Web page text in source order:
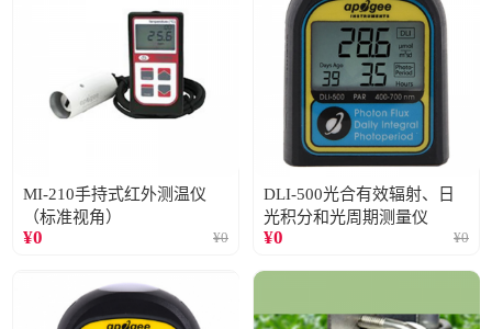
MI-210手持式红外测温仪
（标准视角）
¥0 ¥0
DLI-500光合有效辐射、日
光积分和光周期测量仪
¥0 ¥0